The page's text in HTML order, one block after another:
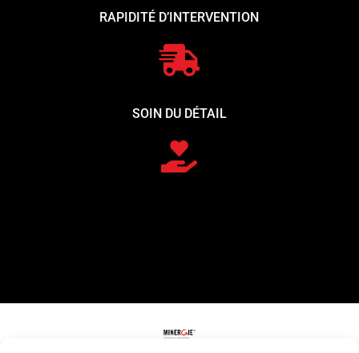
RAPIDITÉ D’INTERVENTION

SOIN DU DÉTAIL
